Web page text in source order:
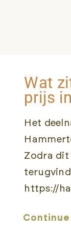
SPORTOGRAF
Wat
prijs
Het
Zodra dit
https://
Continue